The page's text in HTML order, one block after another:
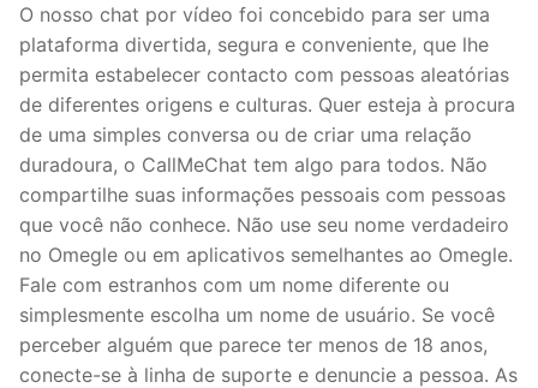
O nosso chat por vídeo foi concebido para ser uma
plataforma divertida, segura e conveniente, que lhe
permita estabelecer contacto com pessoas aleatórias
de diferentes origens e culturas. Quer esteja à procura
de uma simples conversa ou de criar uma relação
duradoura, o CallMeChat tem algo para todos. Não
compartilhe suas informações pessoais com pessoas
que você não conhece. Não use seu nome verdadeiro
no Omegle ou em aplicativos semelhantes ao Omegle.
Fale com estranhos com um nome diferente ou
simplesmente escolha um nome de usuário. Se você
perceber alguém que parece ter menos de 18 anos,
conecte-se à linha de suporte e denuncie a pessoa. As